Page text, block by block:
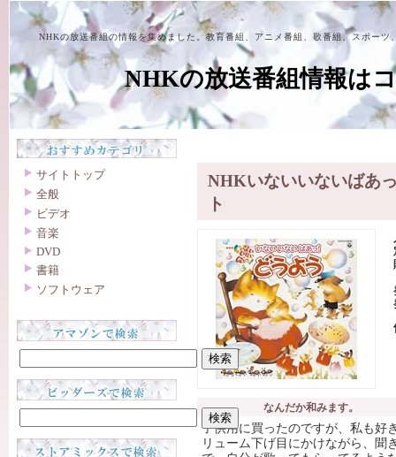
NHKの放送番組の情報を集めました。教育番組、アニメ番組、歌番組、スポー
NHKの放送番組情報は
NHKいないいないばあ
ト
なんだか和みます。
子供用に買ったのですが、私も好
リューム下げ目にかけながら、聞
サイトトップ
全般
ビデオ
音楽
DVD
書籍
ソフトウェア